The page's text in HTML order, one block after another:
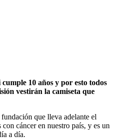
10 años y por esto todos
vestirán la camiseta que
que lleva adelante el
cáncer en nuestro país, y es un
a día.